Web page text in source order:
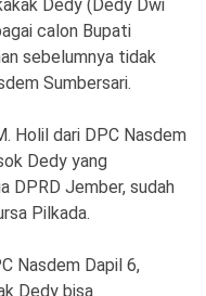
Dedy (Dedy Dwi
calon Bupati
sebelumnya tidak
Sumbersari.
Holil dari DPC Nasdem
Dedy yang
DPRD Jember, sudah
Pilkada.
Nasdem Dapil 6,
Dedy bisa